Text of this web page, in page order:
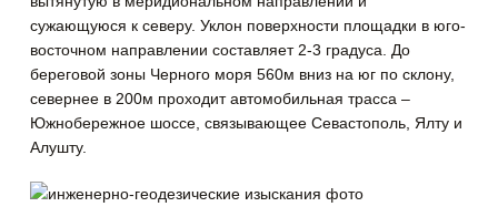
сужающуюся к северу. Уклон поверхности площадки в юго-
восточном направлении составляет 2-3 градуса. До
береговой зоны Черного моря 560м вниз на юг по склону,
севернее в 200м проходит автомобильная трасса –
Южнобережное шоссе, связывающее Севастополь, Ялту и
Алушту.